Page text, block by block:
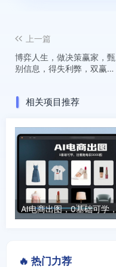
上一篇
博弈人生，做决策赢家，甄
别信息，得失利弊，双赢决
相关项目推荐
🔥 热门力荐